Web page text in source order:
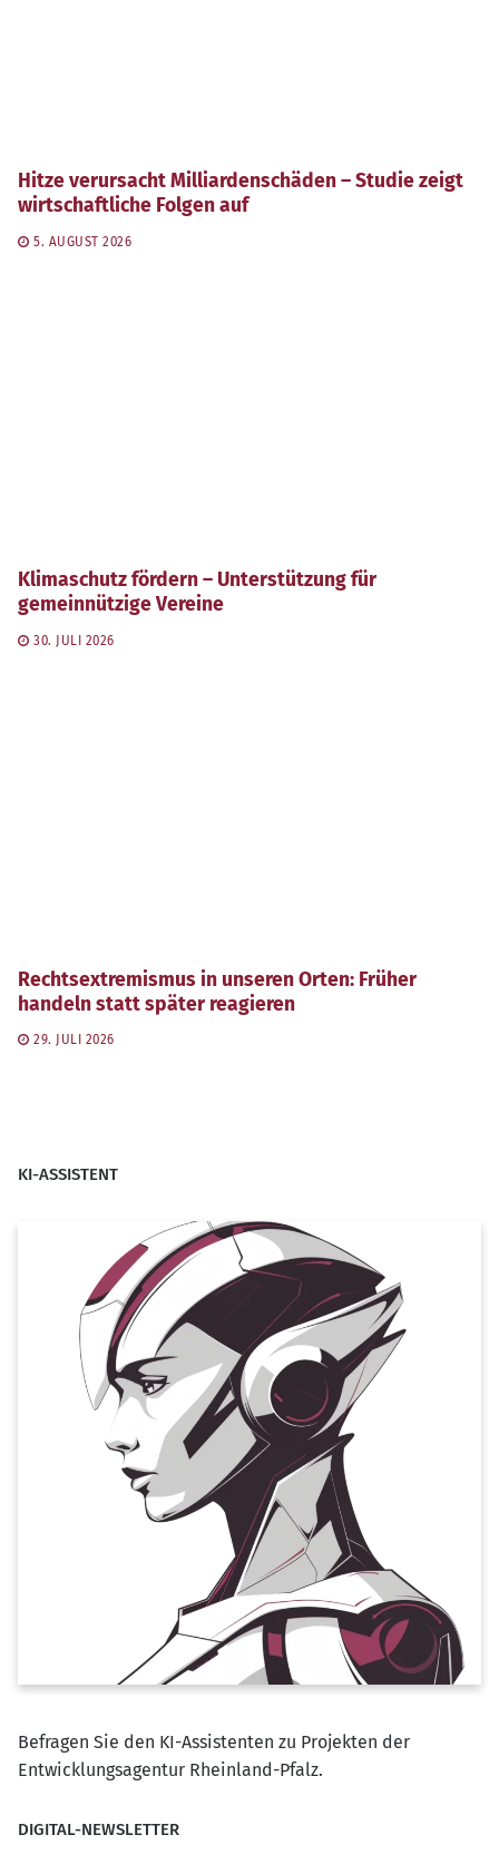
Hitze verursacht Milliardenschäden – Studie zeigt
wirtschaftliche Folgen auf
5. AUGUST 2026
Klimaschutz fördern – Unterstützung für
gemeinnützige Vereine
30. JULI 2026
Rechtsextremismus in unseren Orten: Früher
handeln statt später reagieren
29. JULI 2026
KI-ASSISTENT
Befragen Sie den KI-Assistenten zu Projekten der
Entwicklungsagentur Rheinland-Pfalz.
DIGITAL-NEWSLETTER